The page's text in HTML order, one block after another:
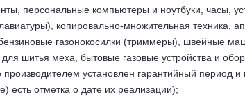
персональные компьютеры и ноутбуки, часы,
копировально-множительная техника,
бензиновые газонокосилки (триммеры), швейные
шитья меха, бытовые газовые устройства и
установлен гарантийный период
есть отметка о дате их реализации);